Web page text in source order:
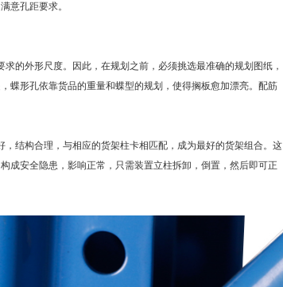
意孔距要求。
的外形尺度。因此，在规划之前，必须挑选最准确的规划图纸，
蝶形孔依靠货品的重量和蝶型的规划，使得搁板愈加漂亮。配筋
结构合理，与相应的货架柱卡相匹配，成为最好的货架组合。这
成安全隐患，影响正常，只需装置立柱拆卸，倒置，然后即可正